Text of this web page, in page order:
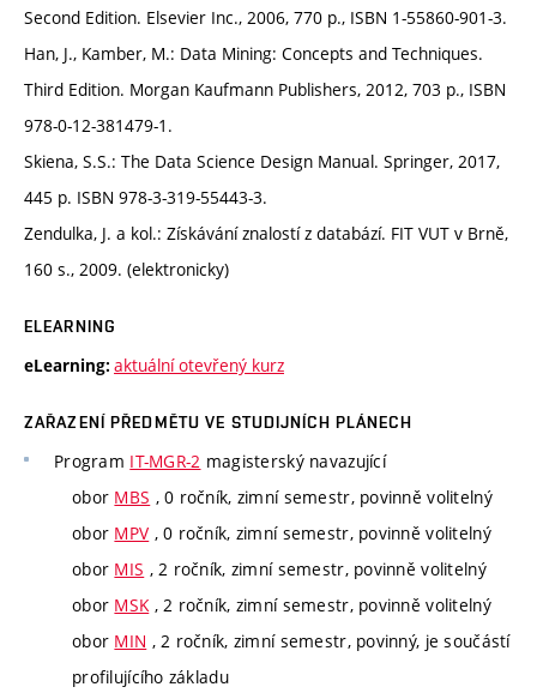
Second Edition. Elsevier Inc., 2006, 770 p., ISBN 1-55860-901-3.
Han, J., Kamber, M.: Data Mining: Concepts and Techniques.
Third Edition. Morgan Kaufmann Publishers, 2012, 703 p., ISBN
978-0-12-381479-1.
Skiena, S.S.: The Data Science Design Manual. Springer, 2017,
445 p. ISBN 978-3-319-55443-3.
Zendulka, J. a kol.: Získávání znalostí z databází. FIT VUT v Brně,
160 s., 2009. (elektronicky)
ELEARNING
eLearning: aktuální otevřený kurz
ZAŘAZENÍ PŘEDMĚTU VE STUDIJNÍCH PLÁNECH
Program IT-MGR-2 magisterský navazující
obor MBS , 0 ročník, zimní semestr, povinně volitelný
obor MPV , 0 ročník, zimní semestr, povinně volitelný
obor MIS , 2 ročník, zimní semestr, povinně volitelný
obor MSK , 2 ročník, zimní semestr, povinně volitelný
obor MIN , 2 ročník, zimní semestr, povinný, je součástí
profilujícího základu